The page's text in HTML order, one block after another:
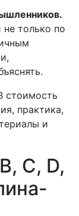
не только по
стоимость
практика,
и
C, D,